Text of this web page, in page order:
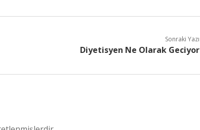
Sonraki Yazı
Diyetisyen Ne Olarak Geciyor